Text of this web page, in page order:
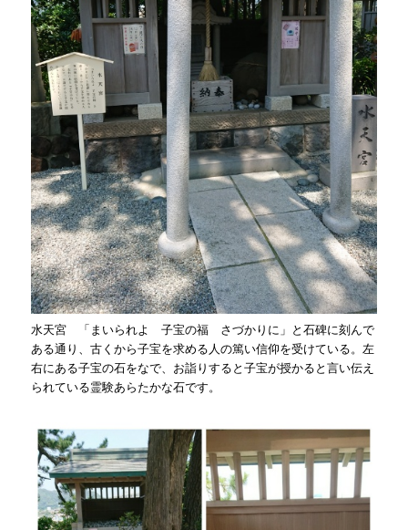
水天宮 「まいられよ 子宝の福 さづかりに」と石碑に刻んで
ある通り、古くから子宝を求める人の篤い信仰を受けている。左
右にある子宝の石をなで、お詣りすると子宝が授かると言い伝え
られている霊験あらたかな石です。